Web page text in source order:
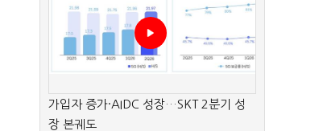
가입자 증가·AIDC 성장…SKT 2분기 성
장 본궤도